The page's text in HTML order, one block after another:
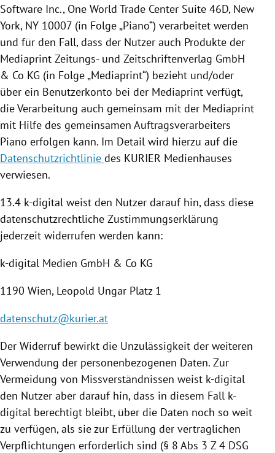
Software Inc., One World Trade Center Suite 46D, New
York, NY 10007 (in Folge „Piano“) verarbeitet werden
und für den Fall, dass der Nutzer auch Produkte der
Mediaprint Zeitungs- und Zeitschriftenverlag GmbH
& Co KG (in Folge „Mediaprint“) bezieht und/oder
über ein Benutzerkonto bei der Mediaprint verfügt,
die Verarbeitung auch gemeinsam mit der Mediaprint
mit Hilfe des gemeinsamen Auftragsverarbeiters
Piano erfolgen kann. Im Detail wird hierzu auf die
Datenschutzrichtlinie des KURIER Medienhauses
verwiesen.
13.4 k-digital weist den Nutzer darauf hin, dass diese
datenschutzrechtliche Zustimmungserklärung
jederzeit widerrufen werden kann:
k-digital Medien GmbH & Co KG
1190 Wien, Leopold Ungar Platz 1
datenschutz@kurier.at
Der Widerruf bewirkt die Unzulässigkeit der weiteren
Verwendung der personenbezogenen Daten. Zur
Vermeidung von Missverständnissen weist k-digital
den Nutzer aber darauf hin, dass in diesem Fall k-
digital berechtigt bleibt, über die Daten noch so weit
zu verfügen, als sie zur Erfüllung der vertraglichen
Verpflichtungen erforderlich sind (§ 8 Abs 3 Z 4 DSG